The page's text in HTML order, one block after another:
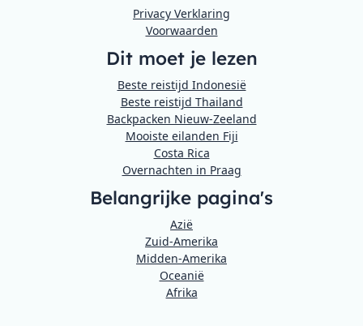
Privacy Verklaring
Voorwaarden
Dit moet je lezen
Beste reistijd Indonesië
Beste reistijd Thailand
Backpacken Nieuw-Zeeland
Mooiste eilanden Fiji
Costa Rica
Overnachten in Praag
Belangrijke pagina's
Azië
Zuid-Amerika
Midden-Amerika
Oceanië
Afrika